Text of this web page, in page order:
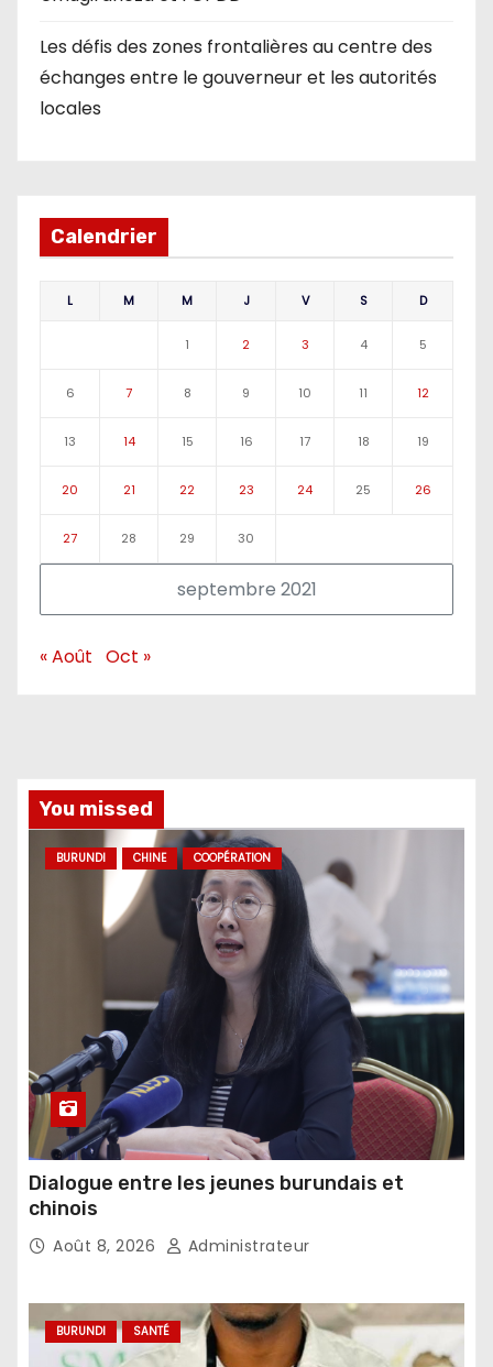
Les défis des zones frontalières au centre des
échanges entre le gouverneur et les autorités
locales
Calendrier
septembre 2021
L M M J V S D
1 2 3 4 5
6 7 8 9 10 11 12
13 14 15 16 17 18 19
20 21 22 23 24 25 26
27 28 29 30
« Août Oct »
You missed
BURUNDI CHINE COOPÉRATION
Dialogue entre les jeunes burundais et
chinois
Août 8, 2026 Administrateur
BURUNDI SANTÉ